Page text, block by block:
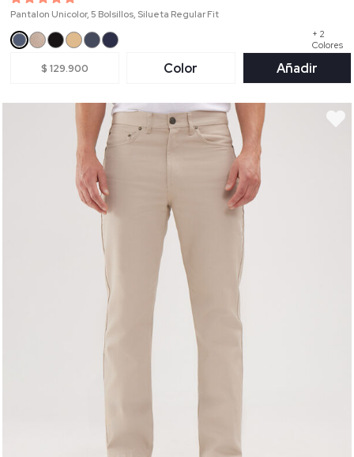
Pantalon Unicolor, 5 Bolsillos, Silueta Regular Fit
+ 2
Colores
$ 129.900 Color Añadir